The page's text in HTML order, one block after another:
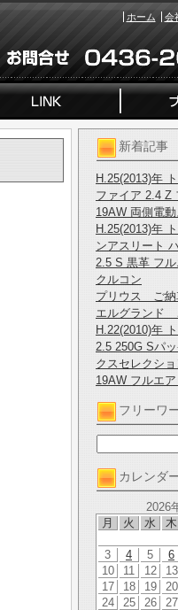
ホーム 会
新着記事
H.25(2013)年
ファイア 2.4 Z
19AW 両側電
H.25(2013)年
ンアスリート
2.5 S 黒革 フ
クルコン
プリウス ご納
エルグランド
H.22(2010)年
2.5 250G Sパ
クスセレクシ
19AW フルエア
フリーワ
カレンダ
2026
月
火 水 木
3
4 5 6
10
11 12 13
17
18 19 20
24
25 26 27